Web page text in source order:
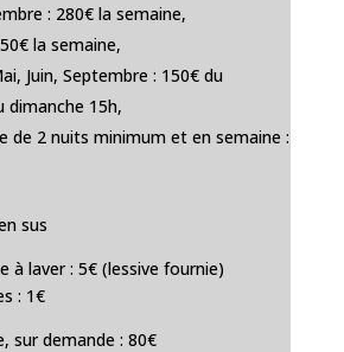
: 280€ la semaine,
la semaine,
Juin, Septembre : 150€ du
dimanche 15h,
de 2 nuits minimum et en semaine :
sus
à laver : 5€ (lessive fournie)
: 1€
sur demande : 80€